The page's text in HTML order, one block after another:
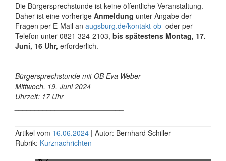
Die Bürgersprechstunde ist keine öffentliche Veranstaltung.
Daher ist eine vorherige Anmeldung unter Angabe der
Fragen per E-Mail an augsburg.de/kontakt-ob oder per
Telefon unter 0821 324-2103, bis spätestens Montag, 17.
Juni, 16 Uhr, erforderlich.
Bürgersprechstunde mit OB Eva Weber
Mittwoch, 19. Juni 2024
Uhrzeit: 17 Uhr
Artikel vom 16.06.2024 | Autor: Bernhard Schiller
Rubrik: Kurznachrichten